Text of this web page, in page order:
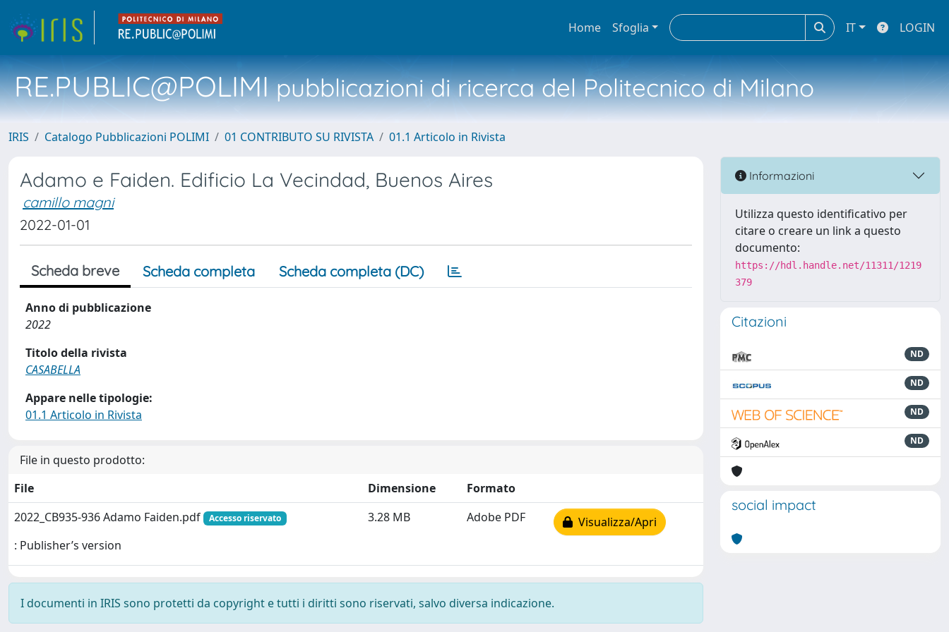
Home Sfoglia IT LOGIN
RE.PUBLIC@POLIMIpubblicazioni di ricerca del Politecnico di Milano
IRIS Catalogo Pubblicazioni POLIMI 01 CONTRIBUTO SU RIVISTA 01.1 Articolo in Rivista
Adamo e Faiden. Edificio La Vecindad, Buenos Aires
camillo magni
2022-01-01
Scheda breve Scheda completa Scheda completa (DC)
Anno di pubblicazione
2022
Titolo della rivista
CASABELLA
Appare nelle tipologie:
01.1 Articolo in Rivista
File in questo prodotto:
File
Dimensione
Formato
2022_CB935-936 Adamo Faiden.pdf
Accesso riservato
: Publisher’s version
3.28 MB Adobe PDF Visualizza/Apri
I documenti in IRIS sono protetti da copyright e tutti i diritti sono riservati, salvo diversa indicazione.
Informazioni
Utilizza questo identificativo per
citare o creare un link a questo
documento:
https://hdl.handle.net/11311/1219
379
Citazioni
ND
ND
ND
ND
social impact